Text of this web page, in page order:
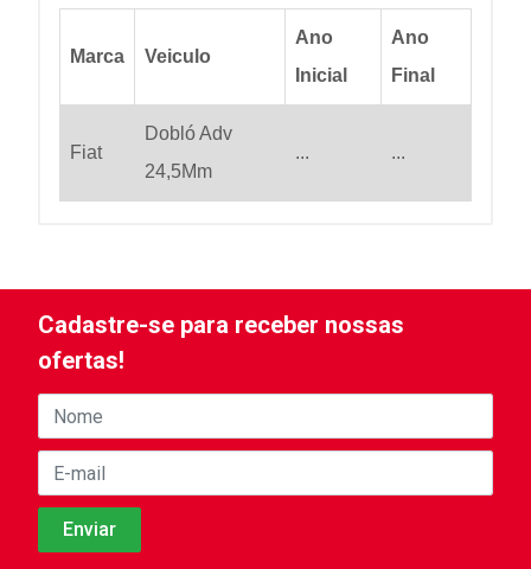
Marca Veiculo
Ano
Inicial
Ano
Final
Fiat
Dobló Adv
24,5Mm
... ...
Cadastre-se para receber nossas
ofertas!